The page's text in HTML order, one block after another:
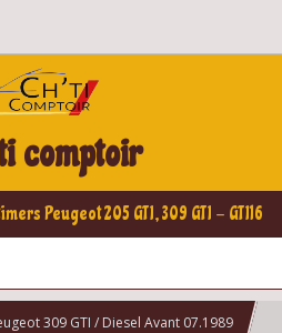
comptoir
Peugeot 205 GTI, 309 GTI - GTI16
309 GTI / Diesel Avant 07.1989